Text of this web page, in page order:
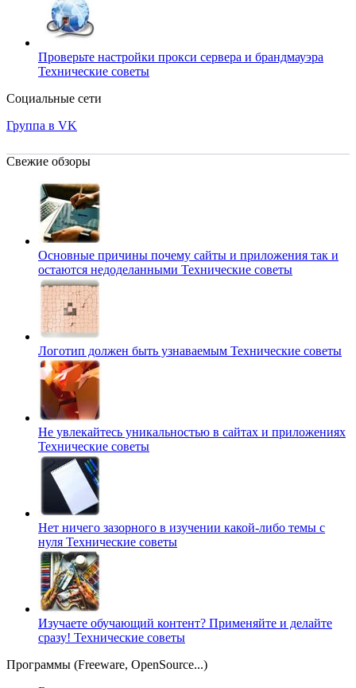
Проверьте настройки прокси сервера и брандмауэра
Технические советы
Социальные сети
Группа в VK
Свежие обзоры
Основные причины почему сайты и приложения так и
остаются недоделанными Технические советы
Логотип должен быть узнаваемым Технические советы
Не увлекайтесь уникальностью в сайтах и приложениях
Технические советы
Нет ничего зазорного в изучении какой-либо темы с
нуля Технические советы
Изучаете обучающий контент? Применяйте и делайте
сразу! Технические советы
Программы (Freeware, OpenSource...)